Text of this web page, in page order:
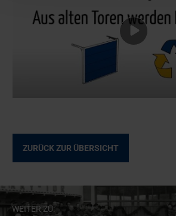
ZURÜCK ZUR ÜBERSICHT
WEITER ZU: